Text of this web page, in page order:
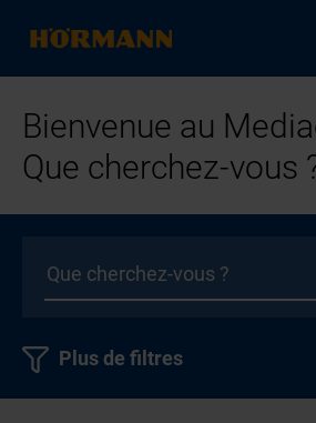
Bienvenue au
Que cherchez-vous
Plus de filtres